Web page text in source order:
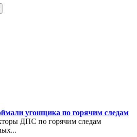
угонщика по горячим следам
ДПС по горячим следам